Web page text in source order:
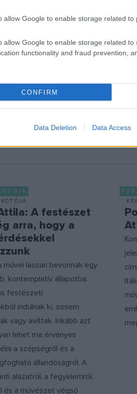
allow Google to enable storage related to
allow Google to enable storage related to
functionality and fraud prevention,
CONFIRM
Data Deletion Data Access
KORTÁRS MŰVÉSZET
A festészet
arra, hogy a
művei lassan bevonnak egy
kontemplatív állapotba.
festészeti
indulnak ki, sosem
vagy avíttak. Inkább azt
lehet ma érvényes
a szépségről és a
állandóságról. A
alázatról, a fegyelemről,
és a művészet végső